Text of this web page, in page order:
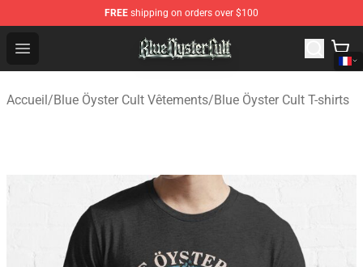
FREE shipping on orders over $100
Open menu
Blue Öyster Cult Store - Official Blue Öyster Cult
Accueil/Blue Öyster Cult Vêtements/Blue Öyster Cult T-shirts